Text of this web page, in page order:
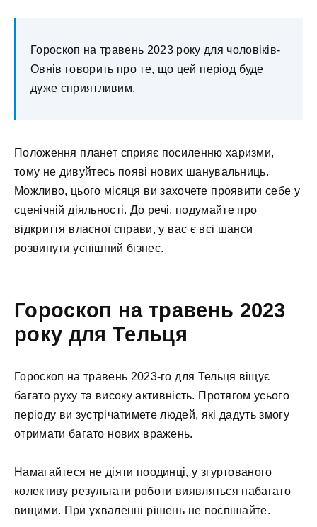
Гороскоп на травень 2023 року для чоловіків-
Овнів говорить про те, що цей період буде
дуже сприятливим.
Положення планет сприяє посиленню харизми,
тому не дивуйтесь появі нових шанувальниць.
Можливо, цього місяця ви захочете проявити себе у
сценічній діяльності. До речі, подумайте про
відкриття власної справи, у вас є всі шанси
розвинути успішний бізнес.
Гороскоп на травень 2023
року для Тельця
Гороскоп на травень 2023-го для Тельця віщує
багато руху та високу активність. Протягом усього
періоду ви зустрічатимете людей, які дадуть змогу
отримати багато нових вражень.
Намагайтеся не діяти поодинці, у згуртованого
колективу результати роботи виявляться набагато
вищими. При ухваленні рішень не поспішайте.